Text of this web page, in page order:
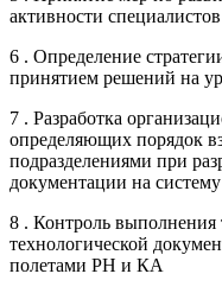
активности
6 . Определение
принятием решений на
7 . Разработка
определяющих порядок
подразделениями при
документации на
8 . Контроль
технологической
полетами РН и КА